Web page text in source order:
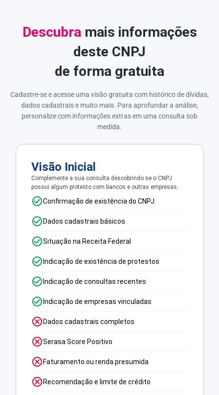
Descubramais informações
deste CNPJ
de forma gratuita
Cadastre-se e acesse uma visão gratuita com histórico de dívidas,
dados cadastrais e muito mais. Para aprofundar a análise,
personalize com informações extras em uma consulta sob
medida.
Visão Inicial
Complemente a sua consulta descobrindo se o CNPJ
possui algum protesto com bancos e outras empresas.
Confirmação de existência do CNPJ
Dados cadastrais básicos
Situação na Receita Federal
Indicação de existência de protestos
Indicação de consultas recentes
Indicação de empresas vinculadas
Dados cadastrais completos
Serasa Score Positivo
Faturamento ou renda presumida
Recomendação e limite de crédito